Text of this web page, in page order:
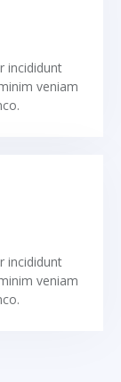
incididunt
veniam
incididunt
veniam